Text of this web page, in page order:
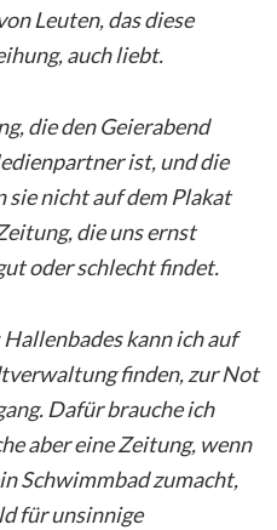
Leuten, das diese
auch liebt.
die den Geierabend
ist, und die
sie nicht auf dem Plakat
die uns ernst
oder schlecht findet.
kann ich auf
finden, zur Not
Dafür brauche ich
aber eine Zeitung, wenn
Schwimmbad zumacht,
für unsinnige